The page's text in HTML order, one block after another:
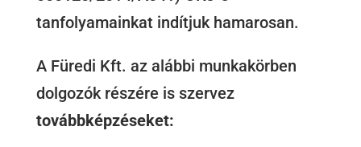
tanfolyamainkat indítjuk hamarosan.
A Füredi Kft. az alábbi munkakörben
dolgozók részére is szervez
továbbképzéseket: